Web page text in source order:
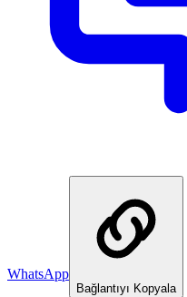
WhatsApp
Bağlantıyı Kopyala